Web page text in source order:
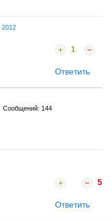
2012
1
Ответить
Сообщений: 144
5
Ответить